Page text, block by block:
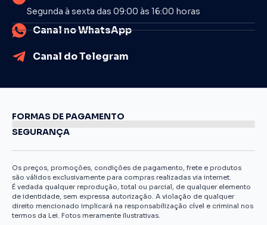
Segunda à sexta das 09:00 às 16:00 horas
Canal no WhatsApp
Canal do Telegram
FORMAS DE PAGAMENTO
SEGURANÇA
Os preços, promoções, condições de pagamento, frete e produtos
são válidos exclusivamente para compras realizadas via internet.
É vedada qualquer reprodução, total ou parcial, de qualquer elemento
de identidade, sem expressa autorização. A violação de qualquer
direito mencionado implicará na responsabilização cível e criminal nos
termos da Lei. Fotos meramente ilustrativas.